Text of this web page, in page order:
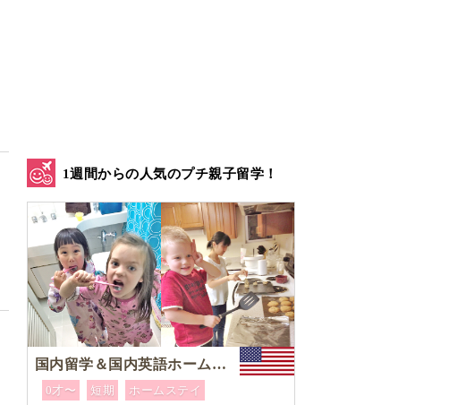
1週間からの人気のプチ親子留学！
国内留学＆国内英語ホームステイ
0才〜 短期
ホームステイ